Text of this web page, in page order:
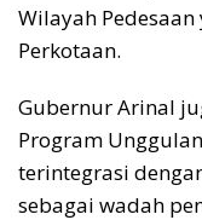
Wilayah
Perkotaan.
Gubernur Arinal
Program
terintegrasi
sebagai wadah